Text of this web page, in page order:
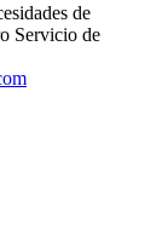
de
Servicio de